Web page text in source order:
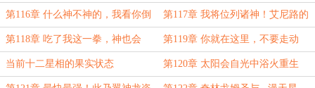
第116章 什么神不神的，我看你倒
是挺神的
第117章 我将位列诸神！艾尼路的
身份！
第118章 吃了我这一拳，神也会
死！
第119章 你就在这里，不要走动
当前十二星相的果实状态 第120章 太阳会自光中浴火重生